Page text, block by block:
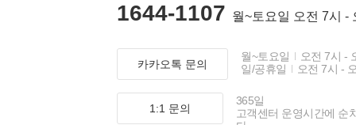
1644-1107 월~토요일 오전 7시 -
카카오톡 문의
월~토요일
오전 7시 -
일/공휴일
오전 7시 -
1:1 문의
365일
고객센터 운영시간에 순